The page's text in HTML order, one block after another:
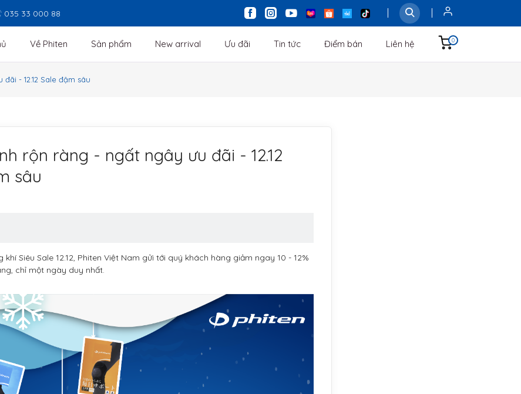
035 33 000 88
Về Phiten Sản phẩm New arrival Ưu đãi Tin tức Điểm bán Liên hệ 0
- 12.12 Sale đậm sâu
rộn ràng - ngất ngây ưu đãi - 12.12
sâu
khí Siêu Sale 12.12, Phiten Việt Nam gửi tới quý khách hàng giảm ngay 10 - 12%
chỉ một ngày duy nhất.